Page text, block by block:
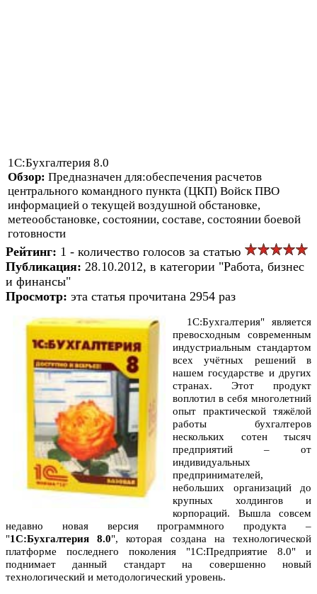
1С:Бухгалтерия 8.0
Обзор: Предназначен для:обеспечения расчетов
центрального командного пункта (ЦКП) Войск ПВО
информацией о текущей воздушной обстановке,
метеообстановке, состоянии, составе, состоянии боевой
готовности
Рейтинг: 1 - количество голосов за статью
Публикация: 28.10.2012, в категории "Работа, бизнес
и финансы"
Просмотр: эта статья прочитана 2954 раз
1С:Бухгалтерия" является
превосходным современным
индустриальным стандартом
всех учётных решений в
нашем государстве и других
странах. Этот продукт
воплотил в себя многолетний
опыт практической тяжёлой
работы бухгалтеров
нескольких сотен тысяч
предприятий – от
индивидуальных
предпринимателей,
небольших организаций до
крупных холдингов и
корпораций. Вышла совсем
недавно новая версия программного продукта –
"1С:Бухгалтерия 8.0", которая создана на технологической
платформе последнего поколения "1С:Предприятие 8.0" и
поднимает данный стандарт на совершенно новый
технологический и методологический уровень.